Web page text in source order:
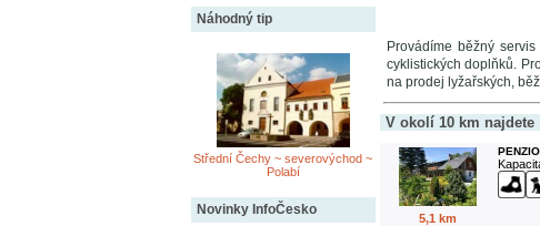
Náhodný tip
Střední Čechy ~ severovýchod ~
Polabí
Novinky InfoČesko
Provádíme běžný
cyklistických doplňků.
na prodej lyžařských,
V okolí 10 km najdete
5,1 km